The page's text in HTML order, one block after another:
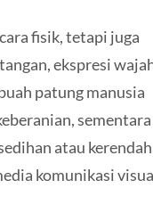
fisik, tetapi juga
ekspresi
patung manusia
sementara
atau
komunikasi